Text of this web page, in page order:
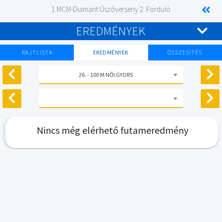
1.MCM-Diamant Úszóverseny 2. Forduló
EREDMÉNYEK
RAJTLISTA EREDMÉNYEK ÖSSZESÍTÉS
26. - 100 M NŐI GYORS
Nincs még elérhető futameredmény